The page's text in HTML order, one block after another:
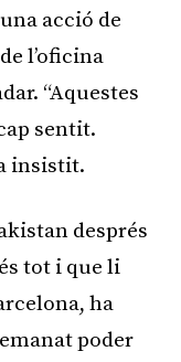
acció de
l’oficina
“Aquestes
sentit.
insistit.
després
tot i que li
ha
poder